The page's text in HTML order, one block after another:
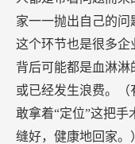
家一一抛出自己的问
这个环节也是很多企
背后可能都是血淋淋
或已经发生浪费。
敢拿着“定位”这把
缝好，健康地回家。